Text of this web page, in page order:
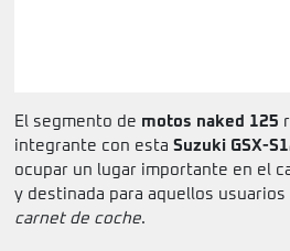
El segmento de motos naked 125
integrante con esta Suzuki GSX-
ocupar un lugar importante en el
y destinada para aquellos usuarios
carnet de coche.